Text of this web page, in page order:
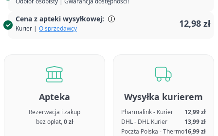
Cena z apteki wysyłkowej:
Kurier | O sprzedawcy 12,98 zł
Apteka
Rezerwacja i zakup
bez opłat,0 zł
Wysyłka kurierem
Pharmalink - Kurier
12,99 zł
DHL - DHL Kurier
13,99 zł
Poczta Polska - Thermo16,99 zł